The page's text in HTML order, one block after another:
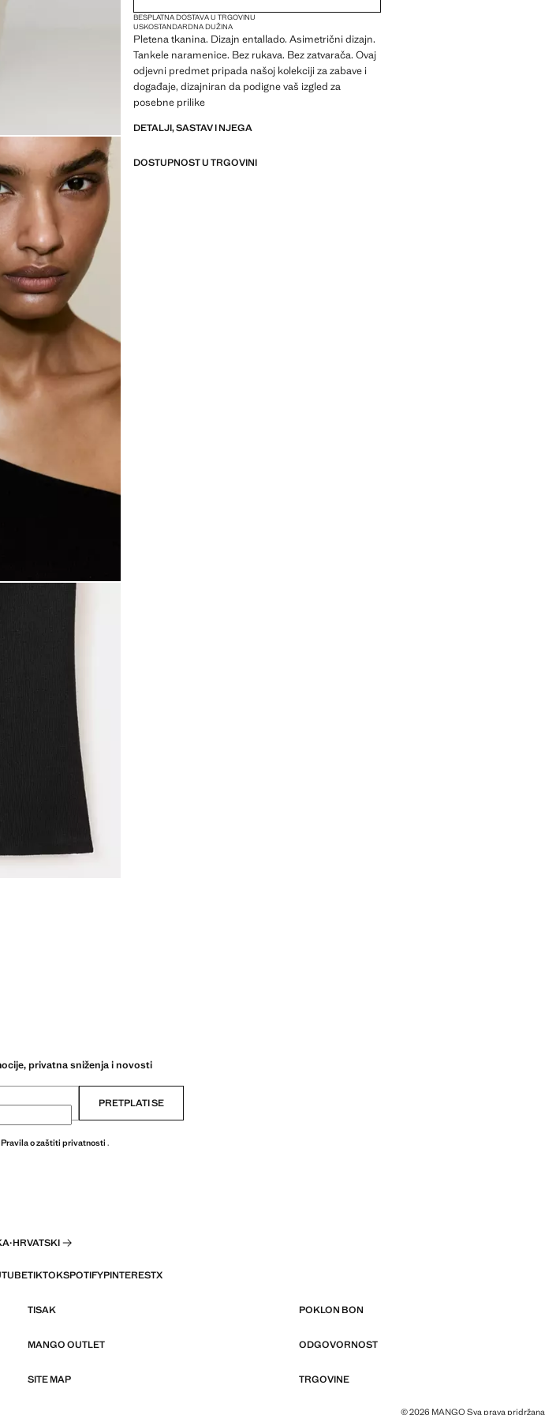
BESPLATNA DOSTAVA U TRGOVINU
USKOSTANDARDNA DUŽINA
Pletena tkanina. Dizajn entallado. Asimetrični dizajn.
Tankele naramenice. Bez rukava. Bez zatvarača. Ovaj
odjevni predmet pripada našoj kolekciji za zabave i
događaje, dizajniran da podigne vaš izgled za
posebne prilike
DETALJI, SASTAV I NJEGA
DOSTUPNOST U TRGOVINI
privatna sniženja i novosti
PRETPLATI SE
Pravila o zaštiti privatnosti .
·HRVATSKI
TIKTOKSPOTIFYPINTERESTX
TISAK POKLON BON
MANGO OUTLET ODGOVORNOST
SITE MAP
TRGOVINE
© 2026 MANGO Sva prava pridržana